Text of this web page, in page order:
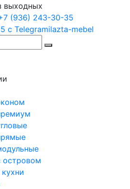
выходных
(936) 243-30-35
с Telegramilazta-mebel
островом